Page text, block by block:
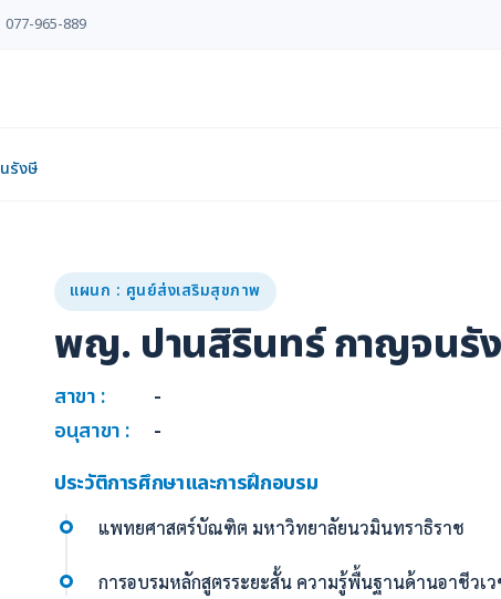
077-965-889
รังษี
แผนก : ศูนย์ส่งเสริมสุขภาพ
พญ. ปานสิรินทร์ กาญจนรั
สาขา :
-
อนุสาขา :
-
ประวัติการศึกษาและการฝึกอบรม
แพทยศาสตร์บัณฑิต มหาวิทยาลัยนวมินทราธิราช
การอบรมหลักสูตรระยะสั้น ความรู้พื้นฐานด้านอาชีวเ